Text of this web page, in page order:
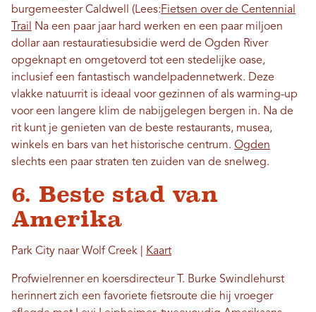
burgemeester Caldwell (Lees:Fietsen over de Centennial
Trail
Na een paar jaar hard werken en een paar miljoen
dollar aan restauratiesubsidie ​​werd de Ogden River
opgeknapt en omgetoverd tot een stedelijke oase,
inclusief een fantastisch wandelpadennetwerk. Deze
vlakke natuurrit is ideaal voor gezinnen of als warming-up
voor een langere klim de nabijgelegen bergen in. Na de
rit kunt je genieten van de beste restaurants, musea,
winkels en bars van het historische centrum. Ogden
slechts een paar straten ten zuiden van de snelweg.
6. Beste stad van
Amerika
Park City naar Wolf Creek | Kaart
Profwielrenner en koersdirecteur T. Burke Swindlehurst
herinnert zich een favoriete fietsroute die hij vroeger